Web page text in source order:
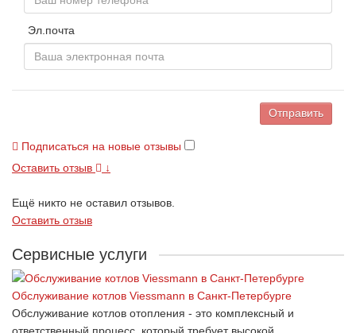
Эл.почта
Отправить
Подписаться на новые отзывы
Оставить отзыв
↓
Ещё никто не оставил отзывов.
Оставить отзыв
Сервисные услуги
Обслуживание котлов Viessmann в Санкт-Петербурге
Обслуживание котлов отопления - это комплексный и